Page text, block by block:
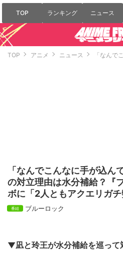
TOP ランキング ニュース
TOP アニメ ニュース 「なんで
「なんでこんなに手が込ん
の対立理由は水分補給？『
ボに「2人ともアクエリガ
ブルーロック
▼凪と玲王が水分補給を巡って